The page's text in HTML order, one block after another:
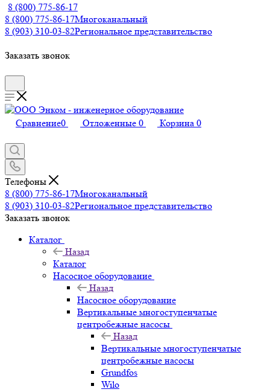
8 (800) 775-86-17
8 (800) 775-86-17Многоканальный
8 (903) 310-03-82Региональное представительство
Заказать звонок
Сравнение0 Отложенные 0 Корзина 0
Телефоны
8 (800) 775-86-17Многоканальный
8 (903) 310-03-82Региональное представительство
Заказать звонок
Каталог
Назад
Каталог
Насосное оборудование
Назад
Насосное оборудование
Вертикальные многоступенчатые
центробежные насосы
Назад
Вертикальные многоступенчатые
центробежные насосы
Grundfos
Wilo